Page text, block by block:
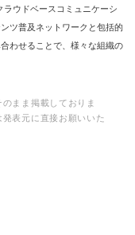
ラウドベースコミュニケーシ
ツ普及ネットワークと包括的
わせることで、様々な組織の
まま掲載しておりま
表元に直接お願いいた